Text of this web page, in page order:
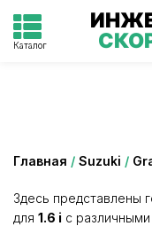
Каталог
Главная / Suzuki /
Здесь представлены
для 1.6 i с